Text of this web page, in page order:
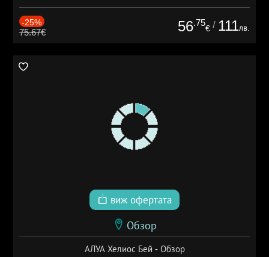
-25%
75.67€ 56.75
€ / 111лв.
виж офертата
Обзор
АЛУА Хелиос Бей - Обзор